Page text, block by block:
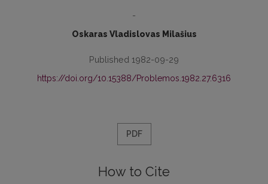
-
Oskaras Vladislovas Milašius
Published 1982-09-29
https://doi.org/10.15388/Problemos.1982.27.6316
PDF
How to Cite